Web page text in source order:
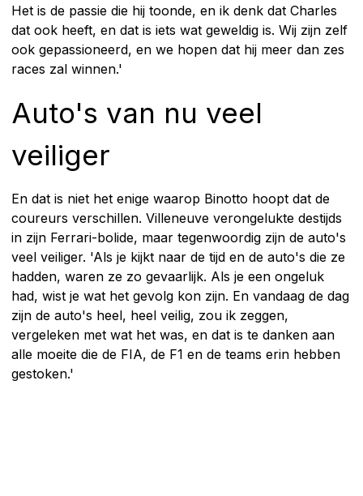
Het is de passie die hij toonde, en ik denk dat Charles
dat ook heeft, en dat is iets wat geweldig is. Wij zijn zelf
ook gepassioneerd, en we hopen dat hij meer dan zes
races zal winnen.'
Auto's van nu veel
veiliger
En dat is niet het enige waarop Binotto hoopt dat de
coureurs verschillen. Villeneuve verongelukte destijds
in zijn Ferrari-bolide, maar tegenwoordig zijn de auto's
veel veiliger. 'Als je kijkt naar de tijd en de auto's die ze
hadden, waren ze zo gevaarlijk. Als je een ongeluk
had, wist je wat het gevolg kon zijn. En vandaag de dag
zijn de auto's heel, heel veilig, zou ik zeggen,
vergeleken met wat het was, en dat is te danken aan
alle moeite die de FIA, de F1 en de teams erin hebben
gestoken.'